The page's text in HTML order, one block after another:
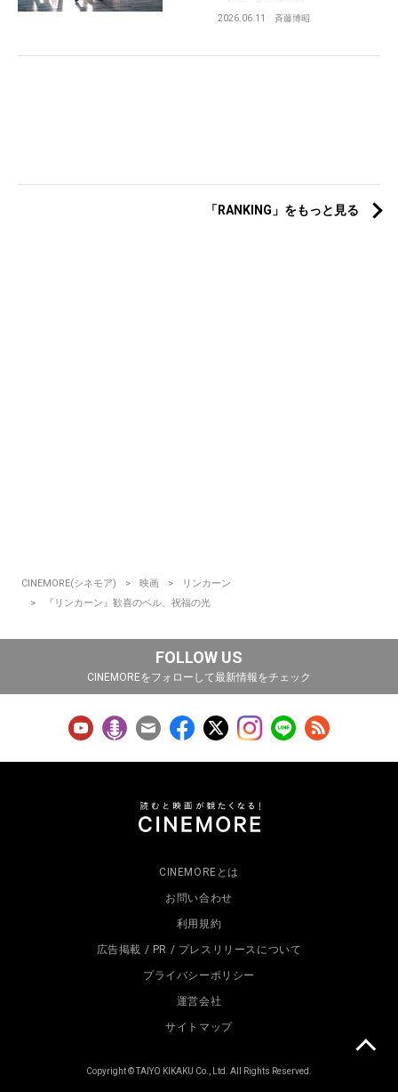
2026.06.11 斉藤博昭
「RANKING」をもっと見る
CINEMORE(シネモア) 映画
リンカーン
『リンカーン』歓喜のベル、祝福の光
FOLLOW US
CINEMOREをフォローして最新情報をチェック
CINEMOREとは
お問い合わせ
利用規約
広告掲載 / PR / プレスリリースについて
プライバシーポリシー
運営会社
サイトマップ
Copyright © TAIYO KIKAKU Co., Ltd. All Rights Reserved.